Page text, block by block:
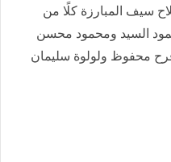
سيف المبارزة كلًا من
السيد ومحمود محسن
محفوظ ولولوة سليمان